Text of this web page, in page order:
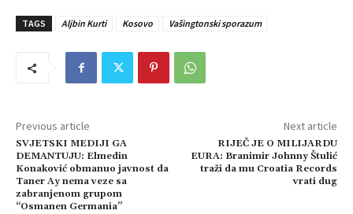
TAGS Aljbin Kurti Kosovo Vašingtonski sporazum
Previous article
SVJETSKI MEDIJI GA
DEMANTUJU: Elmedin
Konaković obmanuo javnost da
Taner Ay nema veze sa
zabranjenom grupom
“Osmanen Germania”
Next article
RIJEČ JE O MILIJARDU
EURA: Branimir Johnny Štulić
traži da mu Croatia Records
vrati dug